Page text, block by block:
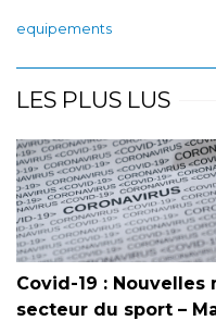
equipements
LES PLUS LUS
Covid-19 : Nouvelles
secteur du sport –